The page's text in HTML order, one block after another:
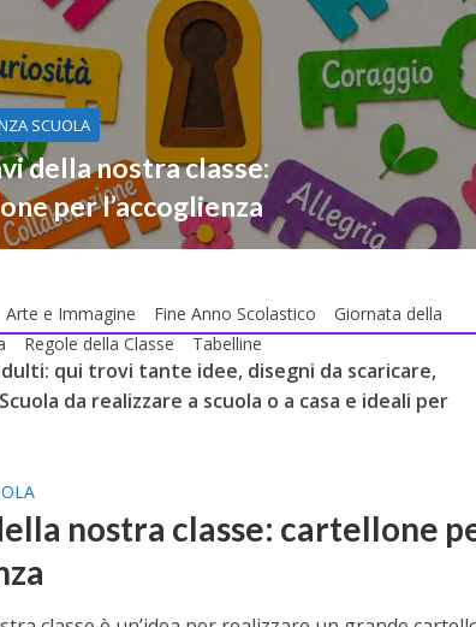
SCUOLA
della nostra classe:
per l’accoglienza
Arte e Immagine Fine Anno Scolastico
Giornata della
Regole della Classe Tabelline
qui trovi tante idee, disegni da scaricare,
da realizzare a scuola o a casa e ideali per
nostra classe: cartellone